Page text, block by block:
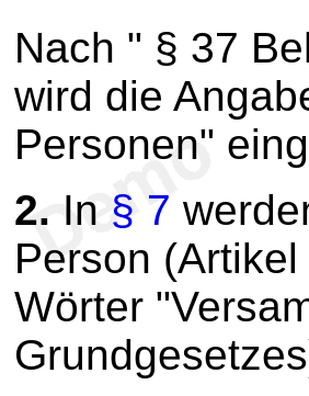
Nach " § 37
wird die
Personen"
2. In § 7
Person
Wörter